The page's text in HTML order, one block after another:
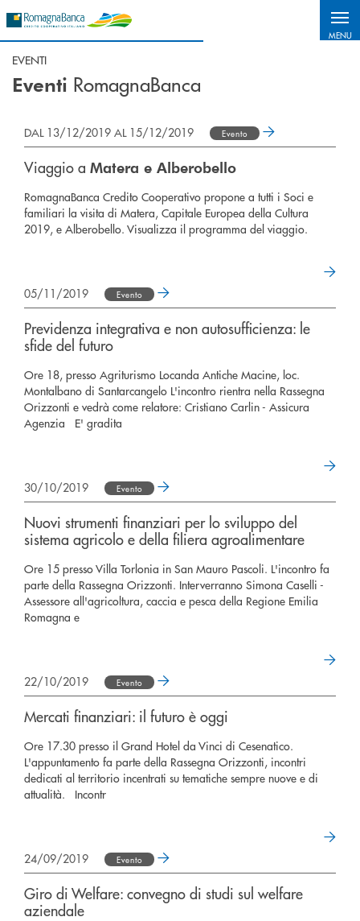
MENU
EVENTI
Eventi RomagnaBanca
DAL 13/12/2019 AL 15/12/2019 Evento
Viaggio a Matera e Alberobello
RomagnaBanca Credito Cooperativo propone a tutti i Soci e
familiari la visita di Matera, Capitale Europea della Cultura
2019, e Alberobello. Visualizza il programma del viaggio.
05/11/2019 Evento
Previdenza integrativa e non autosufficienza: le
sfide del futuro
Ore 18, presso Agriturismo Locanda Antiche Macine, loc.
Montalbano di Santarcangelo L'incontro rientra nella Rassegna
Orizzonti e vedrà come relatore: Cristiano Carlin - Assicura
Agenzia E' gradita
30/10/2019 Evento
Nuovi strumenti finanziari per lo sviluppo del
sistema agricolo e della filiera agroalimentare
Ore 15 presso Villa Torlonia in San Mauro Pascoli. L'incontro fa
parte della Rassegna Orizzonti. Interverranno Simona Caselli -
Assessore all'agricoltura, caccia e pesca della Regione Emilia
Romagna e
22/10/2019 Evento
Mercati finanziari: il futuro è oggi
Ore 17.30 presso il Grand Hotel da Vinci di Cesenatico.
L'appuntamento fa parte della Rassegna Orizzonti, incontri
dedicati al territorio incentrati su tematiche sempre nuove e di
attualità. Incontr
24/09/2019 Evento
Giro di Welfare: convegno di studi sul welfare
aziendale